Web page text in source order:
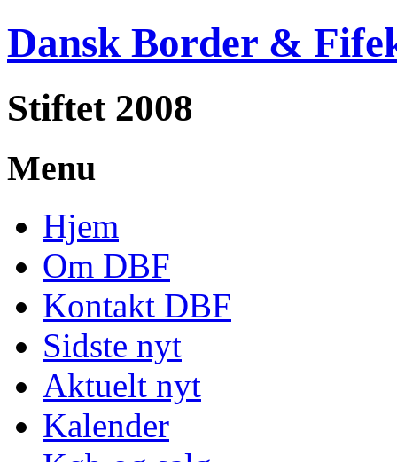
Dansk Border &
Stiftet 2008
Menu
Hjem
Om DBF
Kontakt DBF
Sidste nyt
Aktuelt nyt
Kalender